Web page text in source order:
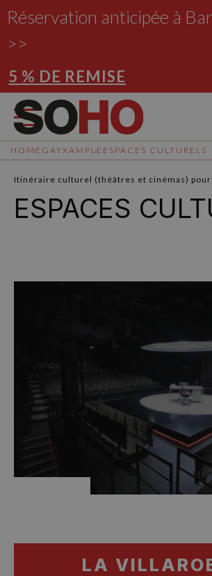
Réservation anticipée à
>>
5 % DE REMISE
HOME GAYXAMPLE ESPACES CULTURELS
Itinéraire culturel (théâtres et cinémas) pour
ESPACES
LA